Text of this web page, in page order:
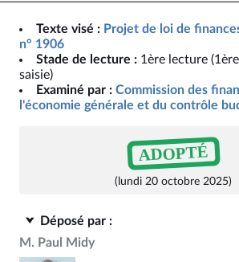
Texte visé : Projet de loi de
n° 1906
Stade de lecture : 1ère lecture
saisie)
Examiné par : Commission des
l'économie générale et du contrôle
ADOPTÉ
(lundi 20 octobre 2025)
Déposé par :
M. Paul Midy